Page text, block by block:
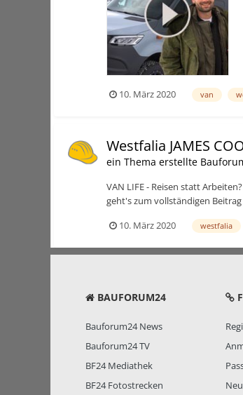
10. März 2020 van
Westfalia JAMES
ein Thema erstellte
VAN LIFE - Reisen statt
geht's zum vollständigen Beitrag
10. März 2020
westfalia
BAUFORUM24
Bauforum24 News
Bauforum24 TV
BF24 Mediathek
BF24 Fotostrecken